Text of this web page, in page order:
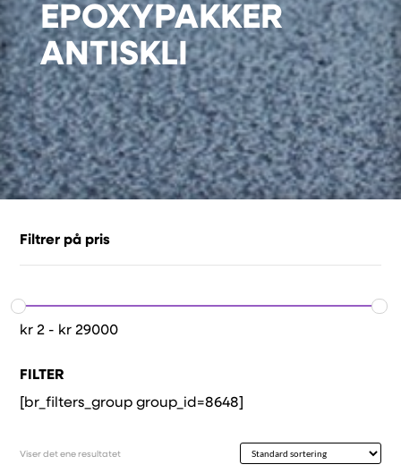
EPOXYPAKKER
ANTISKLI
Filtrer på pris
kr 2 - kr 29000
FILTER
[br_filters_group group_id=8648]
Viser det ene resultatet